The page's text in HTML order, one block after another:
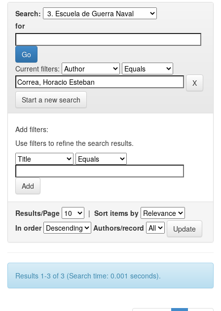
Search:
for
Current filters:
Start a new search
Add filters:
Use filters to refine the search results.
Results/Page | Sort items by
In order
Authors/record
Results 1-3 of 3 (Search time: 0.001 seconds).